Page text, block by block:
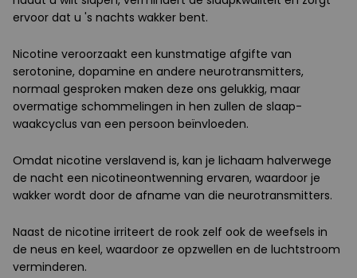
ervoor dat u 's nachts wakker bent.
Nicotine veroorzaakt een kunstmatige afgifte van
serotonine, dopamine en andere neurotransmitters,
normaal gesproken maken deze ons gelukkig, maar
overmatige schommelingen in hen zullen de slaap-
waakcyclus van een persoon beïnvloeden.
Omdat nicotine verslavend is, kan je lichaam halverwege
de nacht een nicotineontwenning ervaren, waardoor je
wakker wordt door de afname van die neurotransmitters.
Naast de nicotine irriteert de rook zelf ook de weefsels in
de neus en keel, waardoor ze opzwellen en de luchtstroom
verminderen.